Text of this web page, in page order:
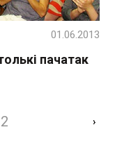
пачатак
01.06.2013
2 ›